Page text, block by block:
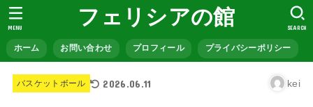
フェリシアの館
ホーム お問い合わせ プロフィール プライバシーポリシー
SEARCH
MENU
バスケットボール 2026.06.11 kei